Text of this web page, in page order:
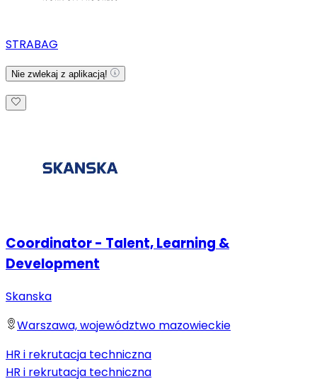
STRABAG
Nie zwlekaj z aplikacją!
Coordinator - Talent, Learning &
Development
Skanska
Warszawa, województwo mazowieckie
HR i rekrutacja techniczna
HR i rekrutacja techniczna